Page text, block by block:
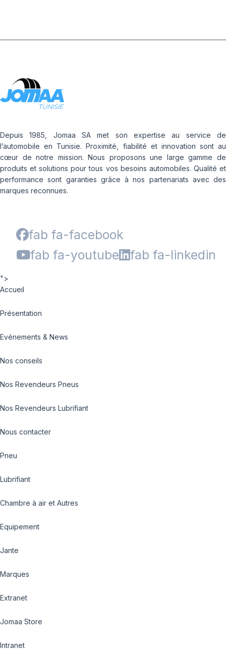
Depuis 1985, Jomaa SA met son expertise au service de
l’automobile en Tunisie. Proximité, fiabilité et innovation sont au
cœur de notre mission. Nous proposons une large gamme de
produits et solutions pour tous vos besoins automobiles. Qualité et
performance sont garanties grâce à nos partenariats avec des
marques reconnues.
fab fa-facebook
fab fa-youtube
fab fa-linkedin
">
Accueil
Présentation
Evénements & News
Nos conseils
Nos Revendeurs Pneus
Nos Revendeurs Lubrifiant
Nous contacter
Pneu
Lubrifiant
Chambre à air et Autres
Equipement
Jante
Marques
Extranet
Jomaa Store
Intranet